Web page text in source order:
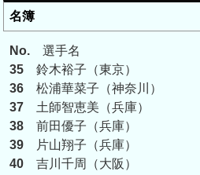
名簿
No. 選手名
35 鈴木裕子（東京）
36 松浦華菜子（神奈川）
37 土師智恵美（兵庫）
38 前田優子（兵庫）
39 片山翔子（兵庫）
40 吉川千周（大阪）